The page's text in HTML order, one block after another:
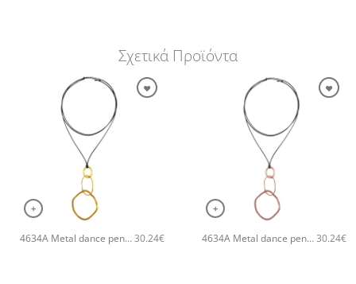
Σχετικά Προϊόντα
+
4634A Metal dance pendant Catherine bijoux Χρυσό30.24€
+
4634A Metal dance pendant Catherine bijoux Ροζ χρυσό30.24€